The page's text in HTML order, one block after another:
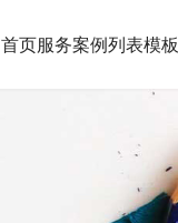
首页服务案例列表模板